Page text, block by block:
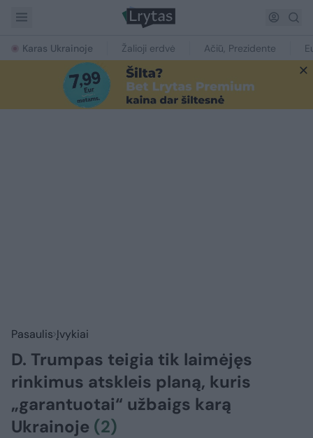
Karas Ukrainoje Žalioji erdvė Ačiū, Prezidente
Pasaulis Įvykiai
D. Trumpas teigia tik laimėjęs
rinkimus atskleis planą, kuris
„garantuotai“ užbaigs karą
Ukrainoje (2)